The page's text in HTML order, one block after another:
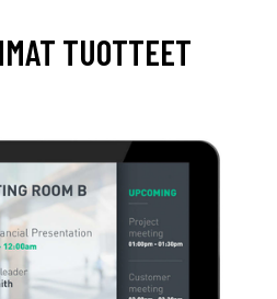
TUOTTEET